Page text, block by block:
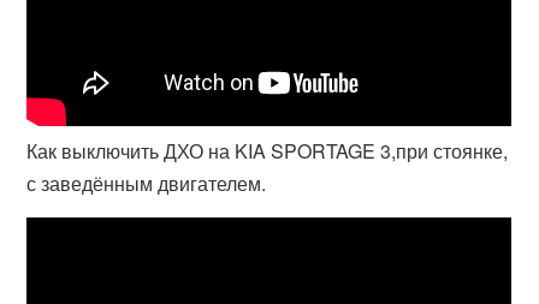
Как выключить ДХО на KIA SPORTAGE 3,при стоянке,
с заведённым двигателем.